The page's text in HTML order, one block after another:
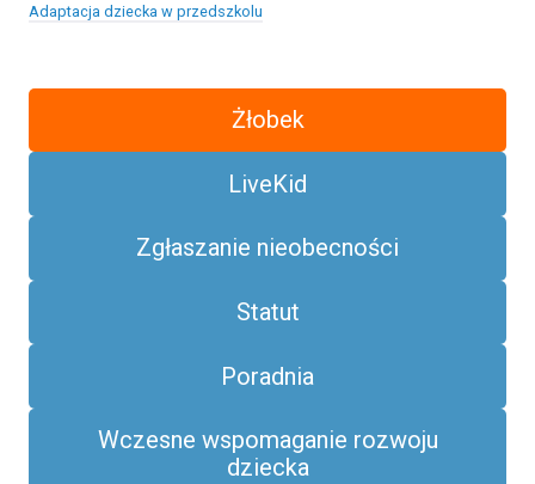
Adaptacja dziecka w przedszkolu
Żłobek
LiveKid
Zgłaszanie nieobecności
Statut
Poradnia
Wczesne wspomaganie rozwoju
dziecka